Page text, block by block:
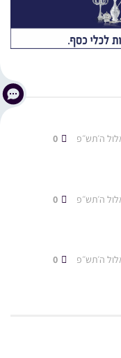
ה׳תש״פ
ה׳תש״פ
ה׳תש״פ